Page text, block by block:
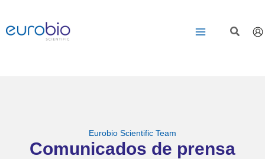
Eurobio Scientific Team
Comunicados de prensa